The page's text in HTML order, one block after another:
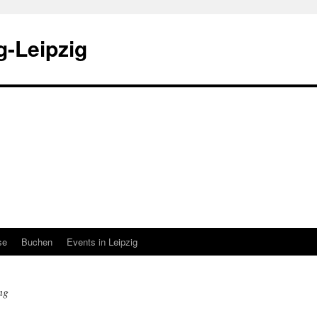
Leipzig
Buchen Events in Leipzig